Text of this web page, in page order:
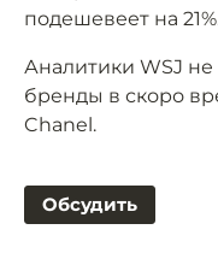
подешевеет на
Аналитики WSJ
бренды в скоро
Chanel.
Обсудить